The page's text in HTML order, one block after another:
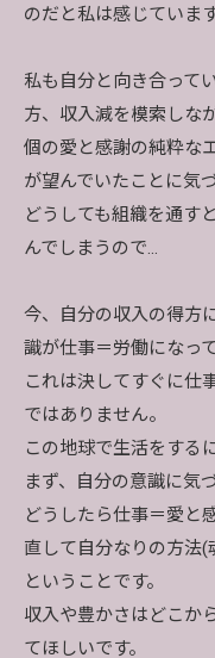
のだと私は感じています
私も自分と向き合って
方、収入減を模索しな
個の愛と感謝の純粋な
が望んでいたことに気
どうしても組織を通す
んでしまうので…
今、自分の収入の得方
識が仕事＝労働になっ
これは決してすぐに仕
ではありません。
この地球で生活をする
まず、自分の意識に気
どうしたら仕事＝愛と
直して自分なりの方法
ということです。
収入や豊かさはどこか
てほしいです。